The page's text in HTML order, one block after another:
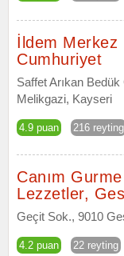
İldem Merkez
Cumhuriyet
Saffet Arıkan
Melikgazi, Kayseri
4.9 puan 216 reyting
Canım
Lezzetler,
Geçit Sok., 9010
4.2 puan 22 reyting